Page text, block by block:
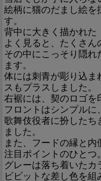
絵柄に猫のだまし絵を
す。
背中に大きく描かれた
よく見ると、たくさん
その中にこっそり隠れ
ます。
体には刺青が彫り込ま
スもプラスしました。
右裾には、契のロゴを
フロントはシンプルに
歌舞伎役者に扮したち
ました。
また、フードの縁と内
注目ポイントのひとつ。
グレーは落ち着いた
ビビットな差し色を組